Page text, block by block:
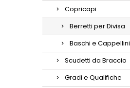
Copricapi
Berretti per Divisa
Baschi e Cappellini
Scudetti da Braccio
Gradi e Qualifiche